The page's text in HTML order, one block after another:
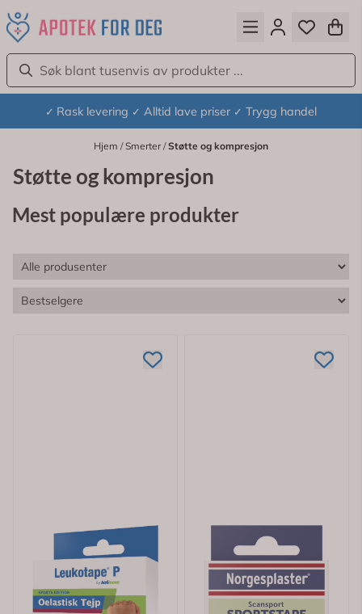
Hopp til innhold
✓ Rask levering ✓ Alltid lave priser ✓ Trygg handel
Hjem /Smerter/Støtte og kompresjon
Støtte og kompresjon
Mest populære produkter